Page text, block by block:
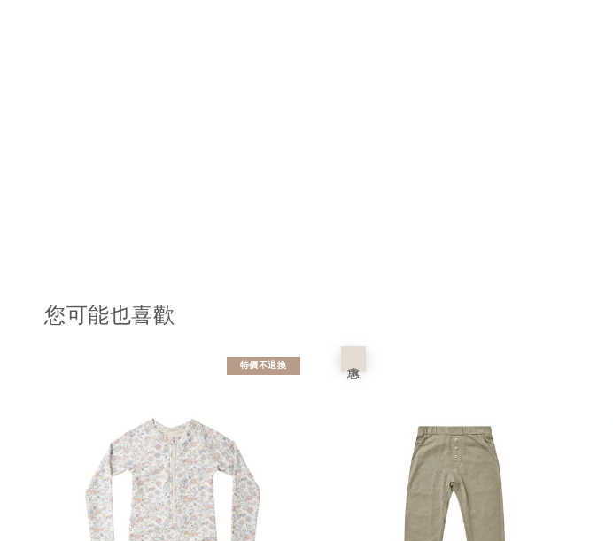
您可能也喜歡
特價不退換